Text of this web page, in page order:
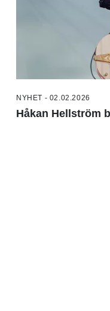
NYHET - 02.02.2026
Håkan Hellström